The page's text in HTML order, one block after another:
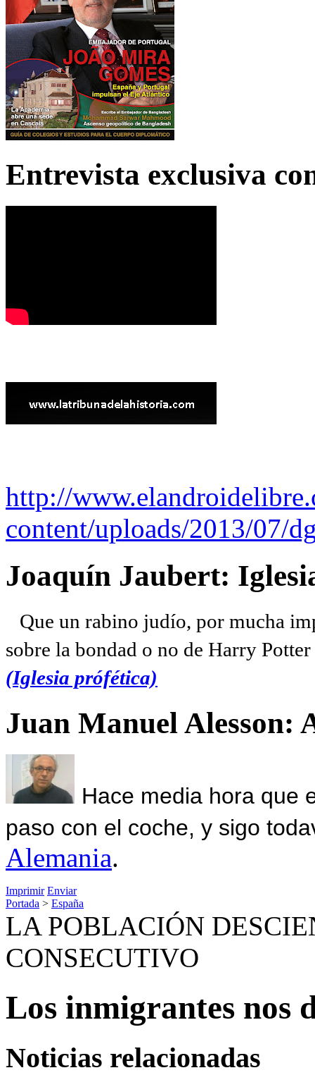
Entrevista exclusiva
http://
content/uploads/2013/07/
Joaquín Jaubert:
Que un rabino judío, por mucha
sobre la bondad o no de Harry
(Iglesia prófética)
Juan Manuel Alesson:
Hace media hora que
paso con el coche, y sigo
Alemania.
Imprimir Enviar
Portada > España
LA POBLACIÓN
CONSECUTIVO
Los inmigrantes nos
Noticias relacionadas